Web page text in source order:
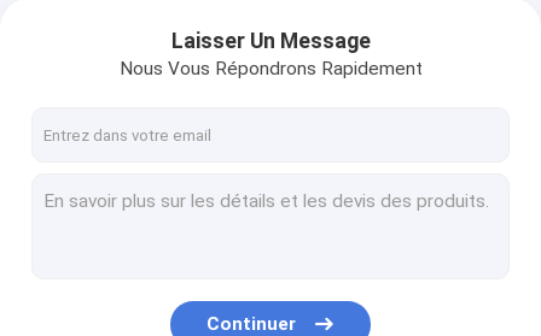
Laisser Un Message
Nous Vous Répondrons Rapidement
Continuer